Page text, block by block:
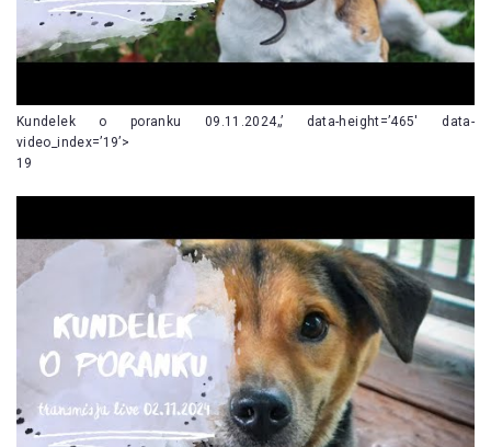
Kundelek o poranku 09.11.2024„’ data-height=’465′ data-
video_index=’19’>
19